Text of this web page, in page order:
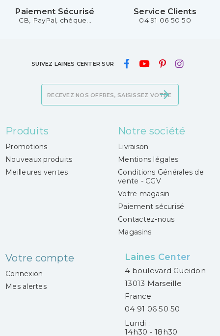
Paiement Sécurisé
CB, PayPal, chèque...
Service Clients
04 91 06 50 50
SUIVEZ LAINES CENTER SUR
Produits
Promotions
Nouveaux produits
Meilleures ventes
Notre société
Livraison
Mentions légales
Conditions Générales de
vente - CGV
Votre magasin
Paiement sécurisé
Contactez-nous
Magasins
Votre compte
Connexion
Mes alertes
Laines Center
4 boulevard Gueidon
13013 Marseille
France
04 91 06 50 50
Lundi :
14h30 - 18h30